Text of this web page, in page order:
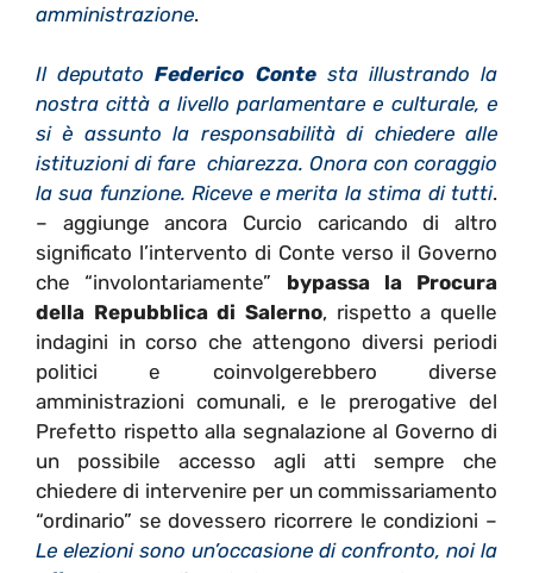
amministrazione.
Il deputato Federico Contesta illustrando la
nostra città a livello parlamentare e culturale, e
si è assunto la responsabilità di chiedere alle
istituzioni di fare chiarezza. Onora con coraggio
la sua funzione. Riceve e merita la stima di tutti.
– aggiunge ancora Curcio caricando di altro
significato l’intervento di Conte verso il Governo
che “involontariamente” bypassa la Procura
della Repubblica di Salerno, rispetto a quelle
indagini in corso che attengono diversi periodi
politici e coinvolgerebbero diverse
amministrazioni comunali, e le prerogative del
Prefetto rispetto alla segnalazione al Governo di
un possibile accesso agli atti sempre che
chiedere di intervenire per un commissariamento
“ordinario” se dovessero ricorrere le condizioni –
Le elezioni sono un’occasione di confronto, noi la